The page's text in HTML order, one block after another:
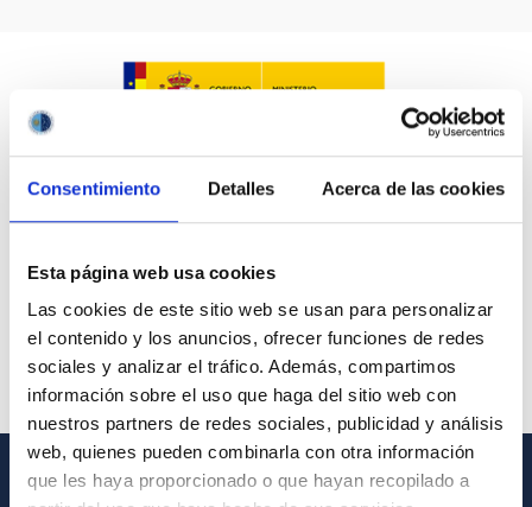
Consentimiento Detalles Acerca de las cookies
Esta página web usa cookies
Las cookies de este sitio web se usan para personalizar
el contenido y los anuncios, ofrecer funciones de redes
sociales y analizar el tráfico. Además, compartimos
información sobre el uso que haga del sitio web con
nuestros partners de redes sociales, publicidad y análisis
web, quienes pueden combinarla con otra información
que les haya proporcionado o que hayan recopilado a